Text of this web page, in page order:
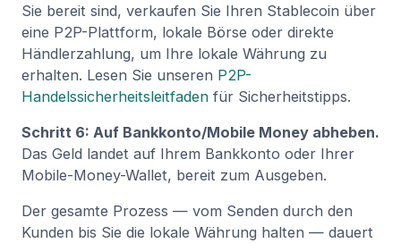
Sie bereit sind, verkaufen Sie Ihren Stablecoin über
eine P2P-Plattform, lokale Börse oder direkte
Händlerzahlung, um Ihre lokale Währung zu
erhalten. Lesen Sie unseren P2P-
Handelssicherheitsleitfaden für Sicherheitstipps.
Schritt 6: Auf Bankkonto/Mobile Money abheben.
Das Geld landet auf Ihrem Bankkonto oder Ihrer
Mobile-Money-Wallet, bereit zum Ausgeben.
Der gesamte Prozess — vom Senden durch den
Kunden bis Sie die lokale Währung halten — dauert